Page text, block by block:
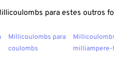
para estes outros
Millicoulombs para
coulombs
milliampere-